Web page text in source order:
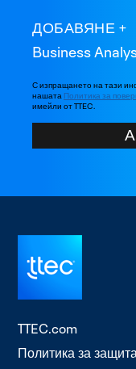
ДОБАВЯНЕ
Business
С изпращането на тази
нашата Политика за
имейли от TTEC.
TTEC.com
Политика за